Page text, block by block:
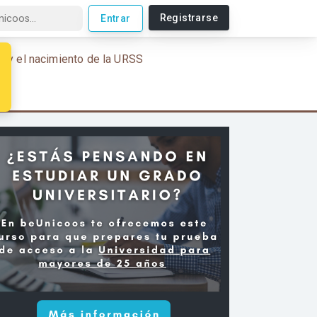
Entrar Registrarse
y el nacimiento de la URSS